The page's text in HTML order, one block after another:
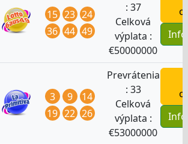
15 23 24
36 44 49
: 37
Celková
výplata :
€50000000
3 9
14
19 22 26
Prevrátenia
: 33
Celková
výplata :
€53000000